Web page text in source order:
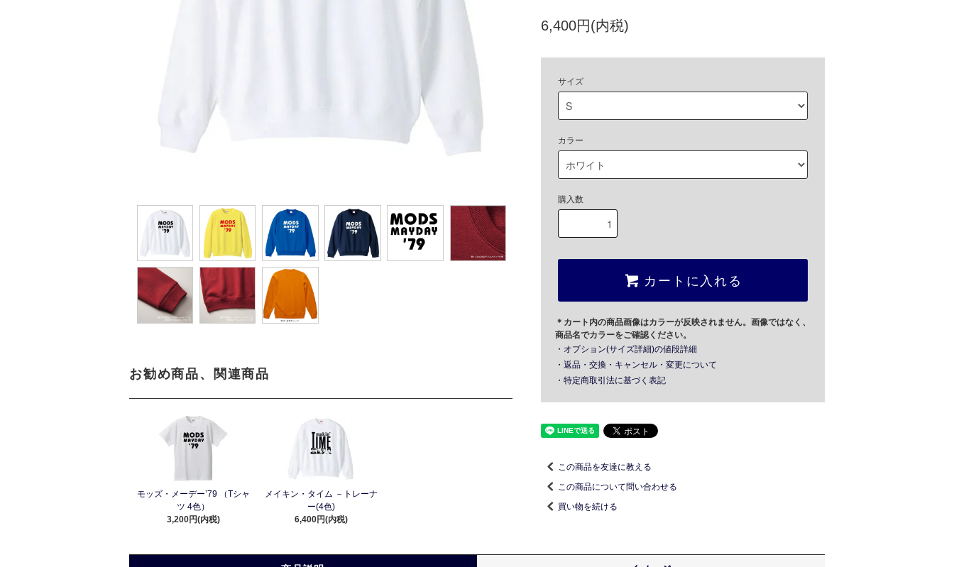
お勧め商品、関連商品
モッズ・メーデー’79 （Tシャ
ツ 4色）
3,200円(内税)
メイキン・タイム －トレーナ
ー(4色)
6,400円(内税)
6,400円(内税)
サイズ
カラー
購入数
カートに入れる
＊カート内の商品画像はカラーが反映されません。画像ではなく、
商品名でカラーをご確認ください。
・オプション(サイズ詳細)の値段詳細
・返品・交換・キャンセル・変更について
・特定商取引法に基づく表記
この商品を友達に教える
この商品について問い合わせる
買い物を続ける